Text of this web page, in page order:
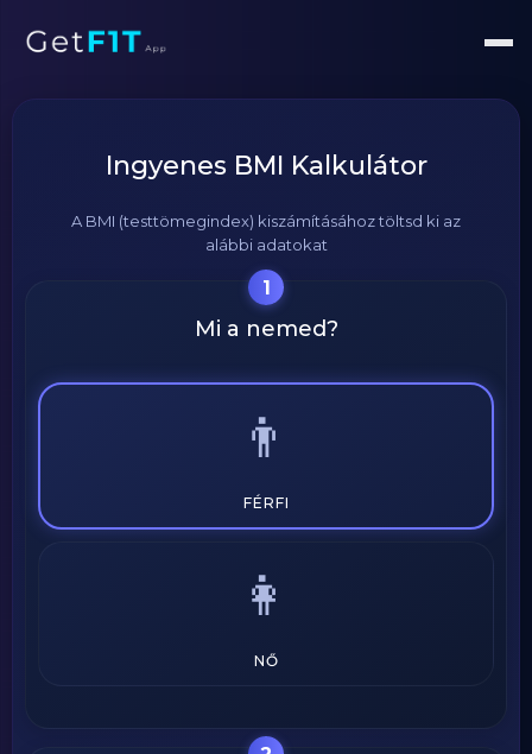
Ingyenes BMI Kalkulátor
A BMI (testtömegindex) kiszámításához töltsd ki az
alábbi adatokat
1
Mi a nemed?
👨
FÉRFI
👩
NŐ